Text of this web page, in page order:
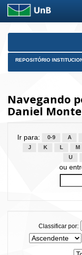
Skip
REPOSITÓRIO
Navegando
Daniel
Ir para: 0-9 A
J
K L M
U
ou
Classificar por: